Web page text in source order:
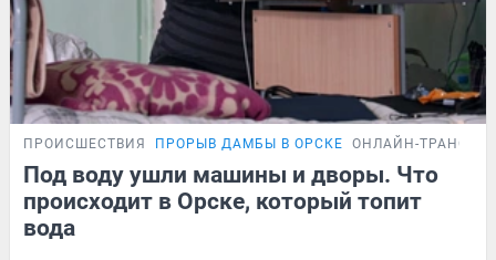
ПРОИСШЕСТВИЯ ПРОРЫВ ДАМБЫ В ОРСКЕ ОНЛАЙН-
Под воду ушли машины и дворы. Что
происходит в Орске, который топит
вода